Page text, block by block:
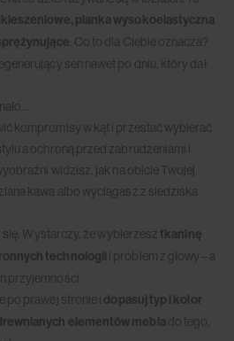
pianka wysokoelastyczna
. Co to dla Ciebie oznacza?
sen nawet po dniu, który dał
kompromisy w kąt i przestać wybierać
a ochroną przed zabrudzeniami i
widzisz, jak na obicie Twojej
kawa albo wyciągasz z siedziska
Wystarczy, że wybierzesz tkaninę
technologii i problem z głowy – a
przyjemności.
po prawej stronie i dopasuj typ i kolor
elementów mebla do tego,